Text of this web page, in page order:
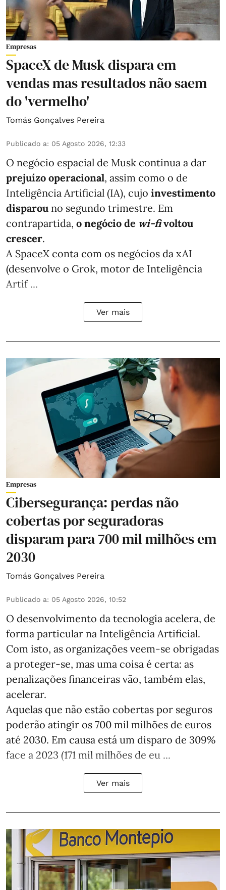
Empresas
SpaceX de Musk dispara em
vendas mas resultados não saem
do 'vermelho'
Tomás Gonçalves Pereira
Publicado a: 05 Agosto 2026, 12:33
O negócio espacial de Musk continua a dar
prejuízo operacional, assim como o de
Inteligência Artificial (IA), cujo investimento
disparou no segundo trimestre. Em
contrapartida, o negócio de wi-fivoltou
crescer.
A SpaceX conta com os negócios da xAI
(desenvolve o Grok, motor de Inteligência
Artif ...
Ver mais
Empresas
Cibersegurança: perdas não
cobertas por seguradoras
disparam para 700 mil milhões em
2030
Tomás Gonçalves Pereira
Publicado a: 05 Agosto 2026, 10:52
O desenvolvimento da tecnologia acelera, de
forma particular na Inteligência Artificial.
Com isto, as organizações veem-se obrigadas
a proteger-se, mas uma coisa é certa: as
penalizações financeiras vão, também elas,
acelerar.
Aquelas que não estão cobertas por seguros
poderão atingir os 700 mil milhões de euros
até 2030. Em causa está um disparo de 309%
face a 2023 (171 mil milhões de eu ...
Ver mais